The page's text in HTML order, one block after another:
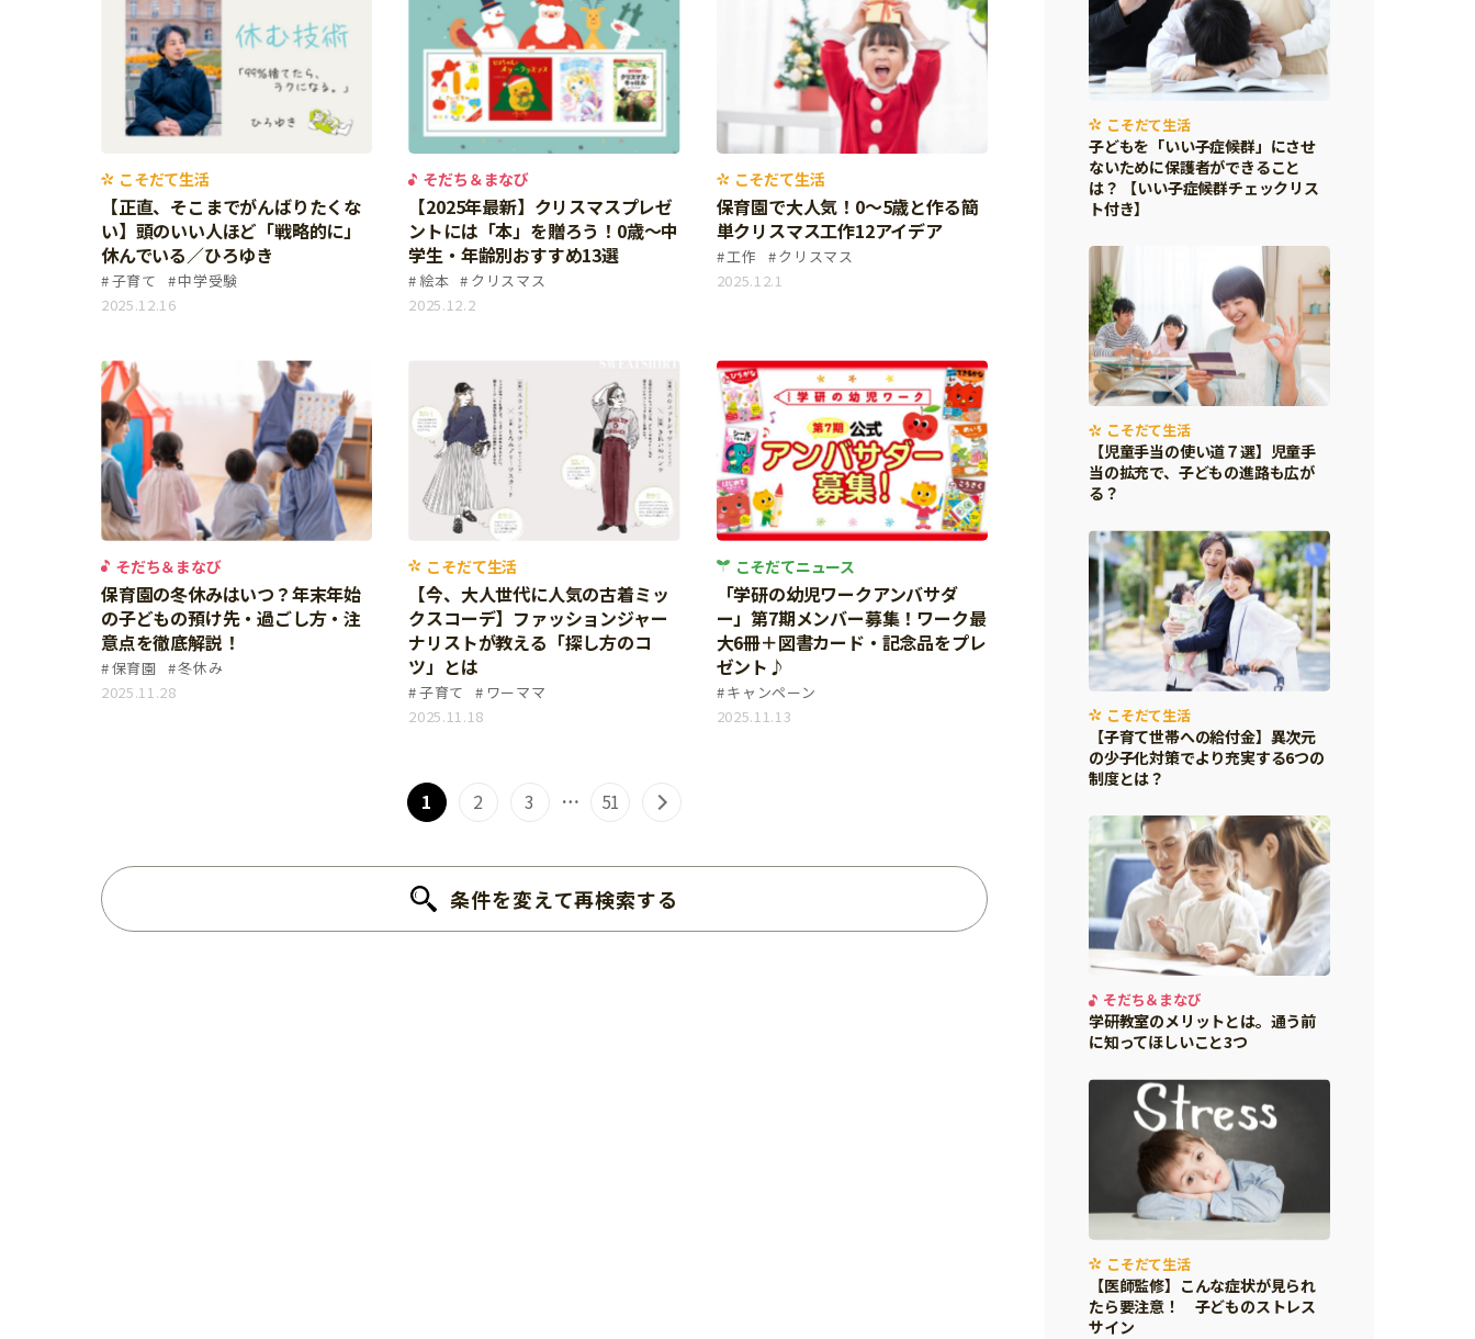
「こそだてまっぷ」とは
サイトのご利⽤にあたって
個⼈情報について
お問い合わせ
こそだて生活
【正直、そこまでがんばりたくな
い】頭のいい人ほど「戦略的に」
休んでいる／ひろゆき
子育て
中学受験
2025.12.16
そだち＆まなび
【2025年最新】クリスマスプレゼ
ントには「本」を贈ろう！0歳〜中
学生・年齢別おすすめ13選
絵本
クリスマス
2025.12.2
こそだて生活
保育園で大人気！0〜5歳と作る簡
単クリスマス工作12アイデア
工作
クリスマス
2025.12.1
そだち＆まなび
保育園の冬休みはいつ？年末年始
の子どもの預け先・過ごし方・注
意点を徹底解説！
保育園
冬休み
2025.11.28
こそだて生活
【今、大人世代に人気の古着ミッ
クスコーデ】ファッションジャー
ナリストが教える「探し方のコ
ツ」とは
子育て
ワーママ
2025.11.18
こそだてニュース
「学研の幼児ワークアンバサダ
ー」第7期メンバー募集！ワーク最
大6冊＋図書カード・記念品をプレ
ゼント♪
キャンペーン
2025.11.13
1 2 3 … 51
条件を変えて再検索する
こそだて生活
子どもを「いい子症候群」にさせ
ないために保護者ができること
は？ 【いい子症候群チェックリス
ト付き】
こそだて生活
【児童手当の使い道７選】児童手
当の拡充で、子どもの進路も広が
る？
こそだて生活
【子育て世帯への給付金】異次元
の少子化対策でより充実する6つの
制度とは？
そだち＆まなび
学研教室のメリットとは。通う前
に知ってほしいこと3つ
こそだて生活
【医師監修】こんな症状が見られ
たら要注意！ 子どものストレス
サイン